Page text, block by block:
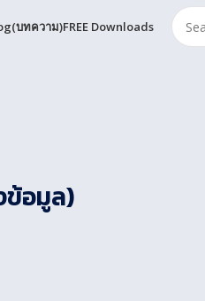
บทความ)FREE Downloads
ข้อมูล)